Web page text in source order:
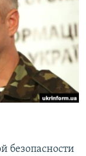
безопасности